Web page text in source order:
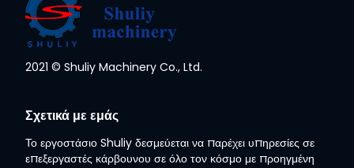
2021 © Shuliy Machinery Co., Ltd.
Σχετικά με εμάς
Το εργοστάσιο Shuliy δεσμεύεται να παρέχει υπηρεσίες σε
επεξεργαστές κάρβουνου σε όλο τον κόσμο με προηγμένη
Email